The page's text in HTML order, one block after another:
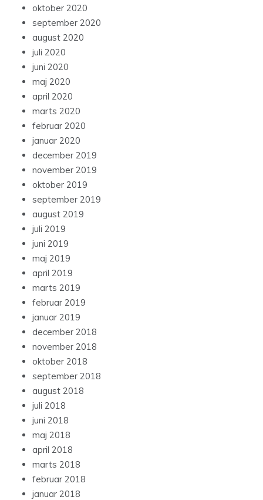
oktober 2020
september 2020
august 2020
juli 2020
juni 2020
maj 2020
april 2020
marts 2020
februar 2020
januar 2020
december 2019
november 2019
oktober 2019
september 2019
august 2019
juli 2019
juni 2019
maj 2019
april 2019
marts 2019
februar 2019
januar 2019
december 2018
november 2018
oktober 2018
september 2018
august 2018
juli 2018
juni 2018
maj 2018
april 2018
marts 2018
februar 2018
januar 2018